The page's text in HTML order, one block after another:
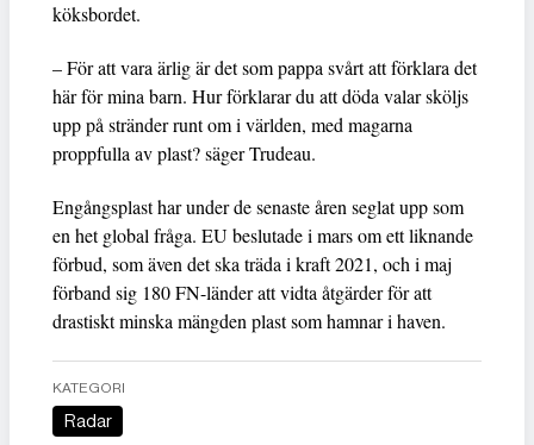
köksbordet.
– För att vara ärlig är det som pappa svårt att förklara det
här för mina barn. Hur förklarar du att döda valar sköljs
upp på stränder runt om i världen, med magarna
proppfulla av plast? säger Trudeau.
Engångsplast har under de senaste åren seglat upp som
en het global fråga. EU beslutade i mars om ett liknande
förbud, som även det ska träda i kraft 2021, och i maj
förband sig 180 FN-länder att vidta åtgärder för att
drastiskt minska mängden plast som hamnar i haven.
KATEGORI
Radar